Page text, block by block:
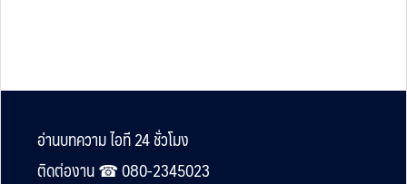
Footer
อ่านบทความ ไอที 24 ชั่วโมง
ติดต่องาน ☎︎ 080-2345023